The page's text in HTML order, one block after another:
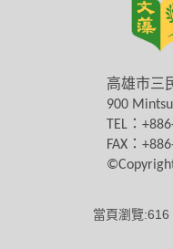
高雄市三
900
TEL ：
FAX ：
©Copyright
當頁瀏覽:616